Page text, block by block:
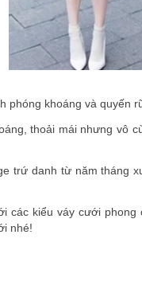
phóng khoáng và quyến
thoải mái nhưng
trứ danh từ năm
các kiểu váy cưới
nhé!